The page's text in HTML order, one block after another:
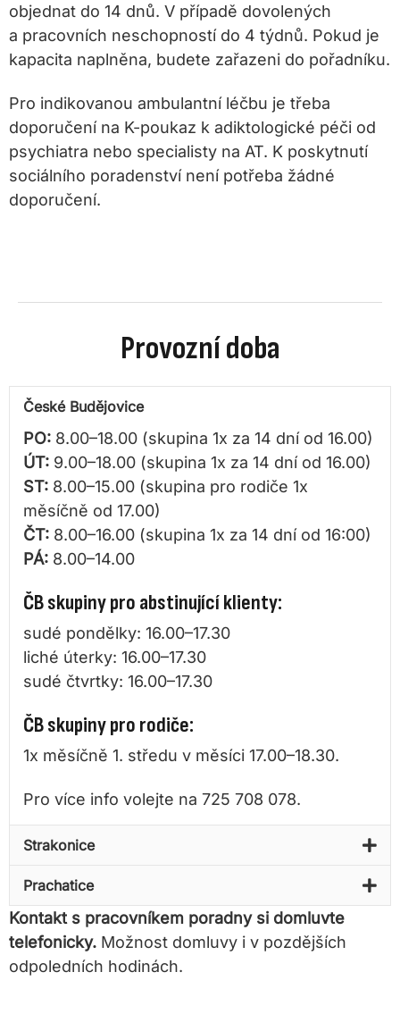
objednat do 14 dnů. V případě dovolených
a pracovních neschopností do 4 týdnů. Pokud je
kapacita naplněna, budete zařazeni do pořadníku.
Pro indikovanou ambulantní léčbu je třeba
doporučení na K-poukaz k adiktologické péči od
psychiatra nebo specialisty na AT. K poskytnutí
sociálního poradenství není potřeba žádné
doporučení.
Provozní doba
České Budějovice
PO: 8.00–18.00 (skupina 1x za 14 dní od 16.00)
ÚT: 9.00–18.00 (skupina 1x za 14 dní od 16.00)
ST: 8.00–15.00 (skupina pro rodiče 1x
měsíčně od 17.00)
ČT: 8.00–16.00 (skupina 1x za 14 dní od 16:00)
PÁ: 8.00–14.00
ČB skupiny pro abstinující klienty:
sudé pondělky: 16.00–17.30
liché úterky: 16.00–17.30
sudé čtvrtky: 16.00–17.30
ČB skupiny pro rodiče:
1x měsíčně 1. středu v měsíci 17.00–18.30.
Pro více info volejte na 725 708 078.
Strakonice
Prachatice
Kontakt s pracovníkem poradny si domluvte
telefonicky. Možnost domluvy i v pozdějších
odpoledních hodinách.